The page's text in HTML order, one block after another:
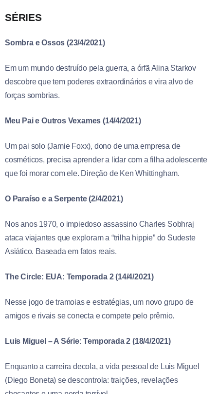
SÉRIES
Sombra e Ossos (23/4/2021)
Em um mundo destruído pela guerra, a órfã Alina Starkov
descobre que tem poderes extraordinários e vira alvo de
forças sombrias.
Meu Pai e Outros Vexames (14/4/2021)
Um pai solo (Jamie Foxx), dono de uma empresa de
cosméticos, precisa aprender a lidar com a filha adolescente
que foi morar com ele. Direção de Ken Whittingham.
O Paraíso e a Serpente (2/4/2021)
Nos anos 1970, o impiedoso assassino Charles Sobhraj
ataca viajantes que exploram a “trilha hippie” do Sudeste
Asiático. Baseada em fatos reais.
The Circle: EUA: Temporada 2 (14/4/2021)
Nesse jogo de tramoias e estratégias, um novo grupo de
amigos e rivais se conecta e compete pelo prêmio.
Luis Miguel – A Série: Temporada 2 (18/4/2021)
Enquanto a carreira decola, a vida pessoal de Luis Miguel
(Diego Boneta) se descontrola: traições, revelações